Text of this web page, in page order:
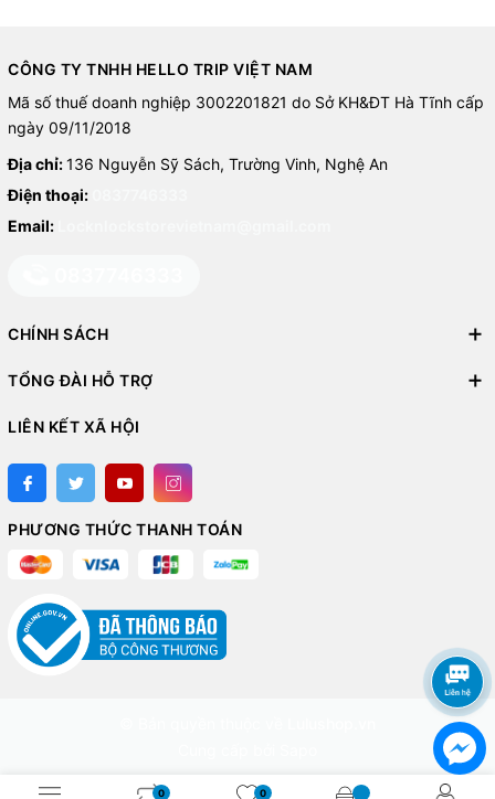
CÔNG TY TNHH HELLO TRIP VIỆT NAM
Mã số thuế doanh nghiệp 3002201821 do Sở KH&ĐT Hà Tĩnh cấp
ngày 09/11/2018
Địa chỉ:136 Nguyễn Sỹ Sách, Trường Vinh, Nghệ An
Điện thoại:
Email:
CHÍNH SÁCH
TỔNG ĐÀI HỖ TRỢ
LIÊN KẾT XÃ HỘI
PHƯƠNG THỨC THANH TOÁN
0 0